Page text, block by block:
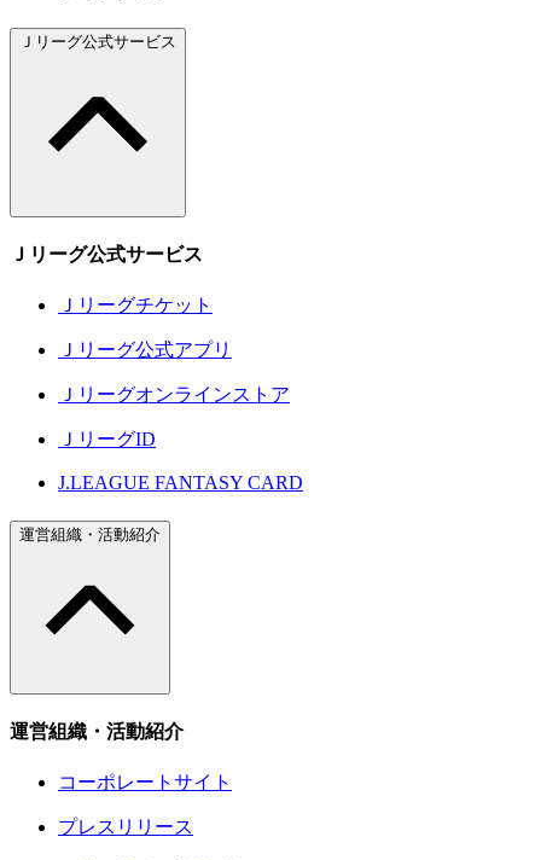
Ｊリーグ公式サービス
Ｊリーグ公式サービス
Ｊリーグチケット
Ｊリーグ公式アプリ
Ｊリーグオンラインストア
ＪリーグID
J.LEAGUE FANTASY CARD
運営組織・活動紹介
運営組織・活動紹介
コーポレートサイト
プレスリリース